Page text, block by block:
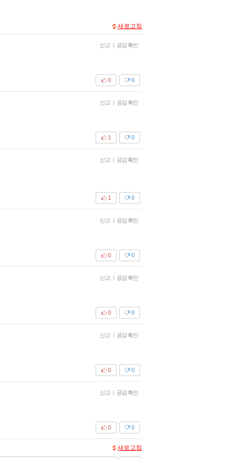
새로고침
신고 | 공감 확인
0
0
신고 | 공감 확인
0
1
신고 | 공감 확인
0
1
신고 | 공감 확인
0
0
신고 | 공감 확인
0
0
신고 | 공감 확인
0
0
신고 | 공감 확인
0
0
새로고침